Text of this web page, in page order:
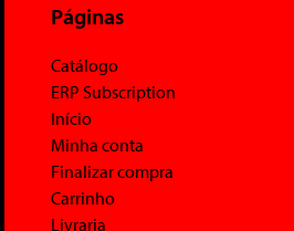
Páginas
Catálogo
ERP Subscription
Início
Minha conta
Finalizar compra
Carrinho
Livraria